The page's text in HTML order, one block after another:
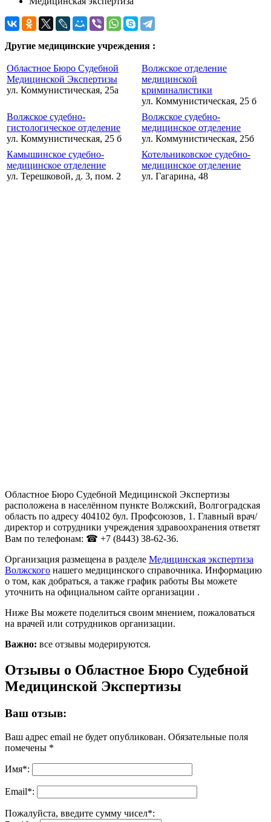
Другие медицинские учреждения :
Областное Бюро Судебной
Медицинской Экспертизы
ул. Коммунистическая, 25а
Волжское отделение
медицинской
криминалистики
ул. Коммунистическая, 25 б
Волжское судебно-
гистологическое отделение
ул. Коммунистическая, 25 б
Волжское судебно-
медицинское отделение
ул. Коммунистическая, 25б
Камышинское судебно-
медицинское отделение
ул. Терешковой, д. 3, пом. 2
Котельниковское судебно-
медицинское отделение
ул. Гагарина, 48
Областное Бюро Судебной Медицинской Экспертизы
расположена в населённом пункте Волжский, Волгоградская
область по адресу 404102 бул. Профсоюзов, 1. Главный врач/
директор и сотрудники учреждения здравоохранения ответят
Вам по телефонам: ☎ +7 (8443) 38-62-36.
Организация размещена в разделе Медицинская экспертиза
Волжского нашего медицинского справочника. Информацию
о том, как добраться, а также график работы Вы можете
уточнить на официальном сайте организации .
Ниже Вы можете поделиться своим мнением, пожаловаться
на врачей или сотрудников организации.
Важно: все отзывы модерируются.
Отзывы о Областное Бюро Судебной
Медицинской Экспертизы
Ваш отзыв:
Ваш адрес email не будет опубликован. Обязательные поля
помечены *
Имя*:
Email*:
Пожалуйста, введите сумму чисел*: